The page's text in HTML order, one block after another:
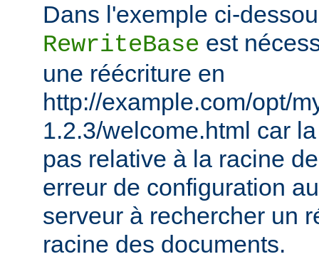
Dans l'exemple ci-
RewriteBase est
une réécriture en
http://example.com/opt/
1.2.3/welcome.html car
pas relative à la racine
erreur de configuration
serveur à rechercher un
racine des documents.